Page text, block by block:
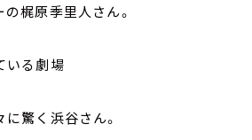
梶原季里人さん。
いる劇場
驚く浜谷さん。